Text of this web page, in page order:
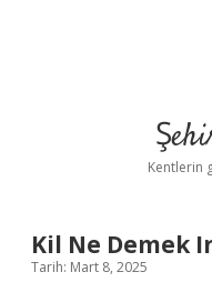
Kentlerin
Kil Ne Demek
Tarih: Mart 8, 2025